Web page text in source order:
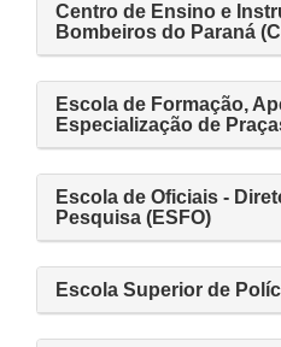
Centro de Ensino e
Bombeiros do Paraná
Escola de Formação,
Especialização de
Escola de Oficiais -
Pesquisa (ESFO)
Escola Superior de